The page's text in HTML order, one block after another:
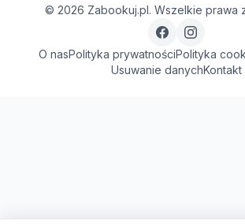
© 2026 Zabookuj.pl. Wszelkie prawa
O nasPolityka prywatnościPolityka
Usuwanie danychKontakt